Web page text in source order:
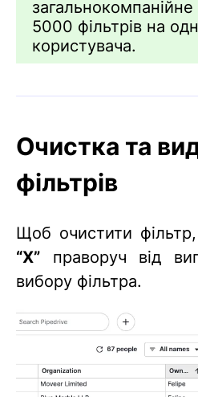
5000 фільтрів на
користувача.
Очистка та
фільтрів
Щоб очистити
“X” праворуч від
вибору фільтра.